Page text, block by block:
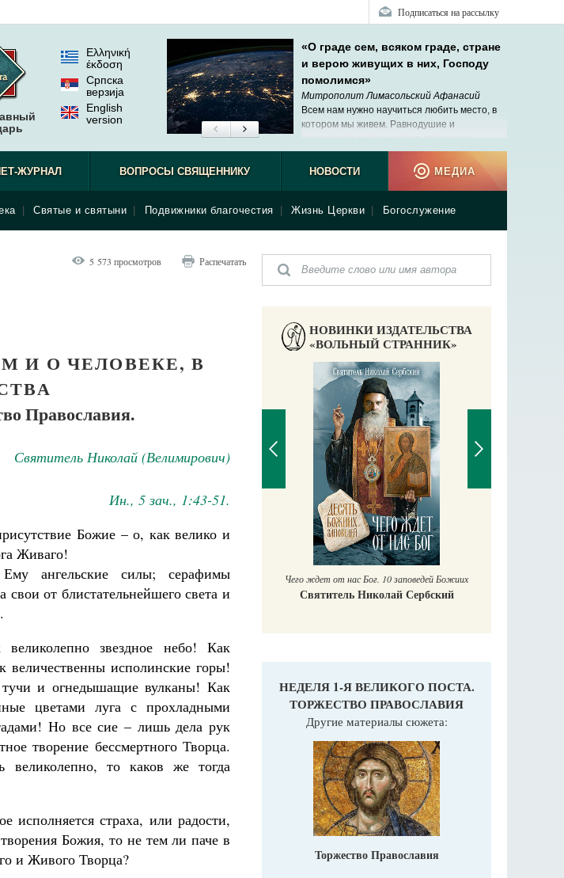
Подписаться на рассылку
Ελληνική
έκδοση
Српска
верзиjа
English
version
«О граде сем, всяком граде, стране
и верою живущих в них, Господу
помолимся»
Митрополит Лимасольский Афанасий
Всем нам нужно научиться любить место, в
котором мы живем. Равнодушие и
душевного беспорядка.
Святые и святыни Подвижники благочестия Жизнь Церкви Богослужение
ЖУРНАЛ ВОПРОСЫ СВЯЩЕННИКУ НОВОСТИ МЕДИА
5 573 просмотров Распечатать
И О ЧЕЛОВЕКЕ, В
Православия.
Святитель Николай (Велимирович)
Ин., 5 зач., 1:43-51.
Божие – о, как велико и
Живаго!
ангельские силы; серафимы
от блистательнейшего света и
звездное небо! Как
величественны исполинские горы!
и огнедышащие вулканы! Как
цветами луга с прохладными
Но все сие – лишь дела рук
творение бессмертного Творца.
великолепно, то каков же тогда
исполняется страха, или радости,
Божия, то не тем ли паче в
и Живого Творца?
НОВИНКИ ИЗДАТЕЛЬСТВА
«ВОЛЬНЫЙ СТРАННИК»
Великомученик Георгий Победоносец. Научись у
Роман Котов Чего ждет от нас Бог. 10 заповедей Божиих
Святитель Николай Сербский
НЕДЕЛЯ 1-Я ВЕЛИКОГО ПОСТА.
ТОРЖЕСТВО ПРАВОСЛАВИЯ
Другие материалы сюжета:
Торжество Православия